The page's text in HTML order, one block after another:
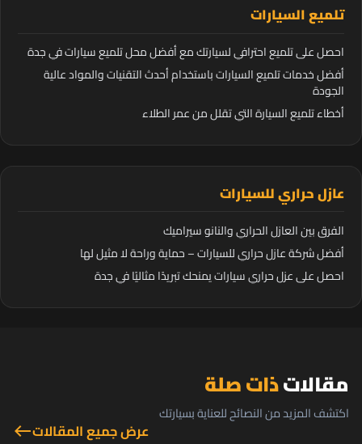
تلميع السيارات
احصل على تلميع احترافي لسيارتك مع أفضل محل تلميع سيارات في جدة
أفضل خدمات تلميع السيارات باستخدام أحدث التقنيات والمواد عالية
الجودة
أخطاء تلميع السيارة التي تقلل من عمر الطلاء
عازل حراري للسيارات
الفرق بين العازل الحراري والنانو سيراميك
أفضل شركة عازل حراري للسيارات – حماية وراحة لا مثيل لها
احصل على عزل حراري سيارات يمنحك تبريدًا مثاليًا في جدة
مقالاتذات صلة
اكتشف المزيد من النصائح للعناية بسيارتك
عرض جميع المقالاتwest